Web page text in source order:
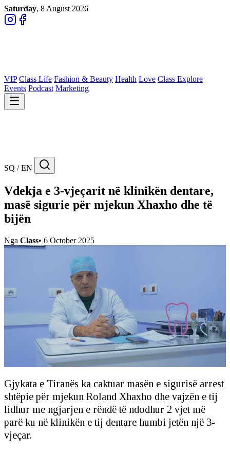
Saturday, 8 August 2026
VIP Class Life Fashion & Beauty Health Love Class Explore
Events Podcast Marketing
SQ / EN
Vdekja e 3-vjeçarit në klinikën dentare,
masë sigurie për mjekun Xhaxho dhe të
bijën
Nga Class• 6 October 2025
Gjykata e Tiranës ka caktuar masën e sigurisë arrest
shtëpie për mjekun Roland Xhaxho dhe vajzën e tij
lidhur me ngjarjen e rëndë të ndodhur 2 vjet më
parë ku në klinikën e tij dentare humbi jetën një 3-
vjeçar.